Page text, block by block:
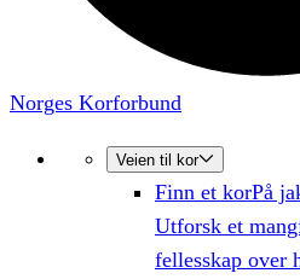
Norges Korforbund
Veien til kor
Finn et korPå
Utforsk et
fellesskap over